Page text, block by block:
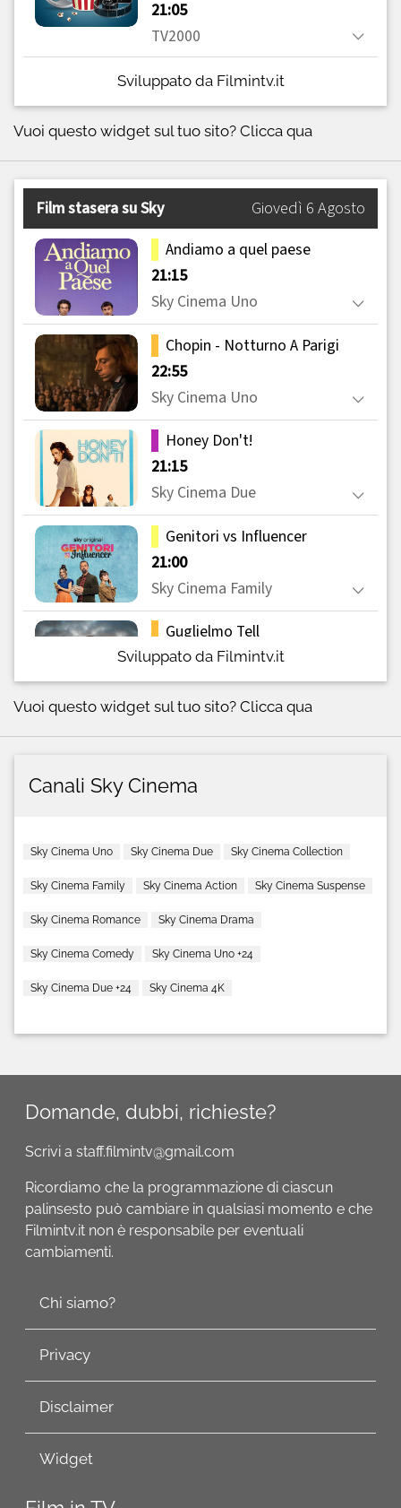
Sviluppato da Filmintv.it
Vuoi questo widget sul tuo sito? Clicca qua
Sviluppato da Filmintv.it
Vuoi questo widget sul tuo sito? Clicca qua
Canali Sky Cinema
Sky Cinema Uno Sky Cinema Due Sky Cinema Collection
Sky Cinema Family Sky Cinema Action Sky Cinema Suspense
Sky Cinema Romance Sky Cinema Drama
Sky Cinema Comedy Sky Cinema Uno +24
Sky Cinema Due +24 Sky Cinema 4K
Domande, dubbi, richieste?
Scrivi a staff.filmintv@gmail.com
Ricordiamo che la programmazione di ciascun
palinsesto può cambiare in qualsiasi momento e che
Filmintv.it non è responsabile per eventuali
cambiamenti.
Chi siamo?
Privacy
Disclaimer
Widget